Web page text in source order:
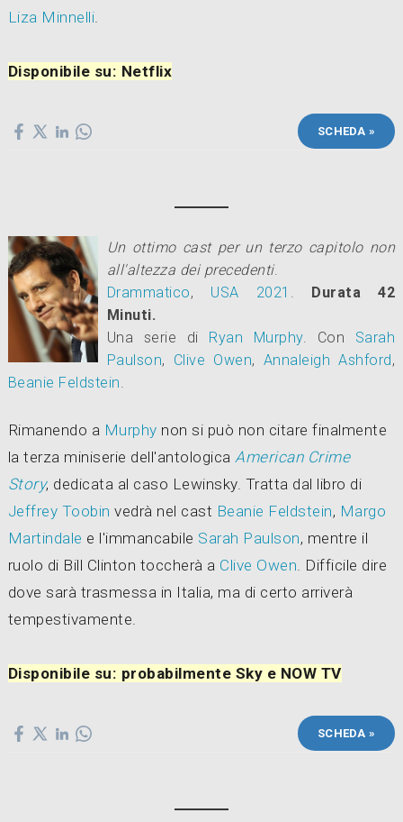
Liza Minnelli
Disponibile su: Netflix
SCHEDA »
Un ottimo cast per un terzo capitolo non
all'altezza dei precedenti.
Drammatico, USA 2021
Durata 42
Minuti.
Una serie di Ryan Murphy. Con Sarah
Paulson, Clive Owen, Annaleigh Ashford,
Beanie Feldstein
Rimanendo a Murphy non si può non citare finalmente
la terza miniserie dell'antologica American Crime
Story, dedicata al caso Lewinsky. Tratta dal libro di
Jeffrey Toobin vedrà nel cast Beanie Feldstein, Margo
Martindale e l'immancabile Sarah Paulson, mentre il
ruolo di Bill Clinton toccherà a Clive Owen . Difficile dire
dove sarà trasmessa in Italia, ma di certo arriverà
tempestivamente.
Disponibile su: probabilmente Sky e NOW TV
SCHEDA »